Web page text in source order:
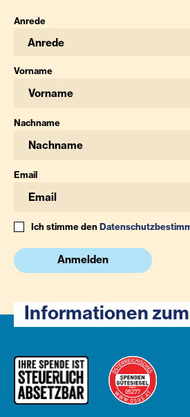
Anrede
Anrede
Vorname
Nachname
Email
Ich stimme den
Anmelden
Informationen